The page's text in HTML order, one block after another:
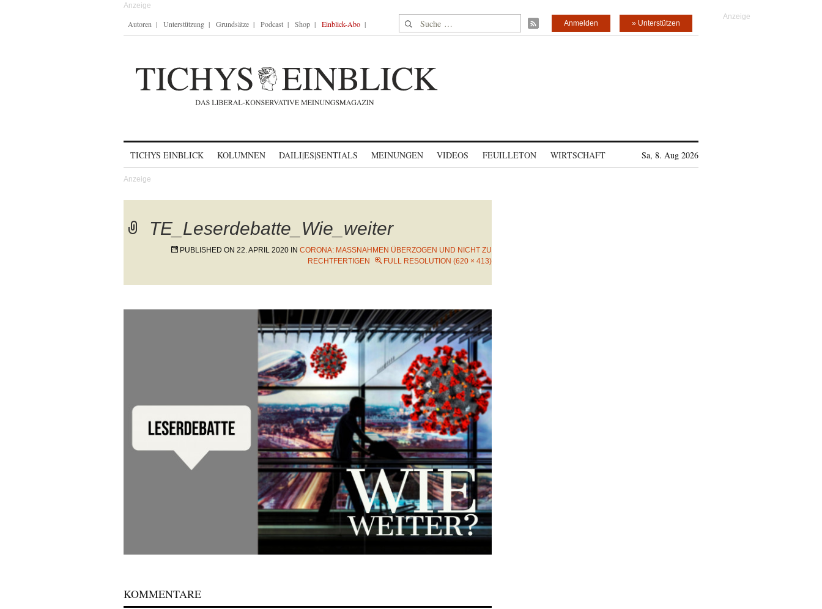
Autoren Unterstützung Grundsätze Podcast Shop Einblick-Abo Suche nach: » Unterstützen
Anmelden
TICHYS EINBLICK KOLUMNEN DAILI|ES|SENTIALS MEINUNGEN VIDEOS FEUILLETON WIRTSCHAFT Sa, 8. Aug 2026
TE_Leserdebatte_Wie_weiter
PUBLISHED ON 22. APRIL 2020 IN CORONA: MASSNAHMEN ÜBERZOGEN UND NICHT ZU R
ECHTFERTIGEN
FULL RESOLUTION (620 × 413)
KOMMENTARE